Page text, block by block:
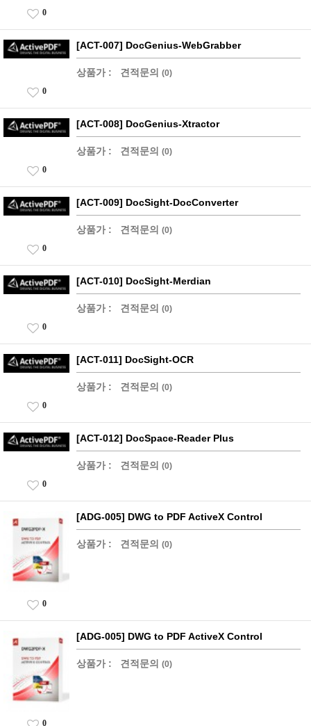
0
[ACT-007] DocGenius-WebGrabber
상품가 : 견적문의 (0)
0
[ACT-008] DocGenius-Xtractor
상품가 : 견적문의 (0)
0
[ACT-009] DocSight-DocConverter
상품가 : 견적문의 (0)
0
[ACT-010] DocSight-Merdian
상품가 : 견적문의 (0)
0
[ACT-011] DocSight-OCR
상품가 : 견적문의 (0)
0
[ACT-012] DocSpace-Reader Plus
상품가 : 견적문의 (0)
0
[ADG-005] DWG to PDF ActiveX Control
상품가 : 견적문의 (0)
0
[ADG-005] DWG to PDF ActiveX Control
상품가 : 견적문의 (0)
0